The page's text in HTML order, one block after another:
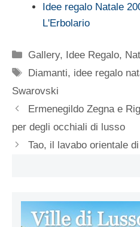
Idee regalo Natale
L'Erbolario
Categorie
Gallery, Idee Regalo,
Tag
Diamanti, idee regalo
Swarovski
Ermenegildo Zegna e
per degli occhiali di lusso
Tao, il lavabo orientale